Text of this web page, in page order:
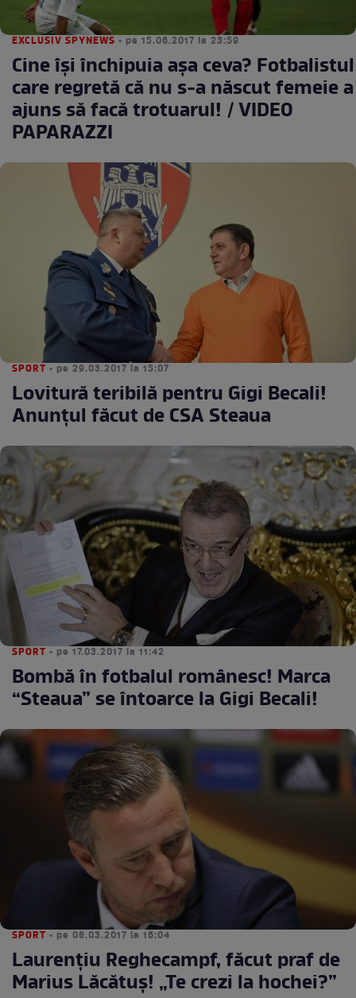
EXCLUSIV SPYNEWS • pe 15.06.2017 la 23:59
Cine îşi închipuia aşa ceva? Fotbalistul
care regretă că nu s-a născut femeie a
ajuns să facă trotuarul! / VIDEO
PAPARAZZI
SPORT • pe 29.03.2017 la 15:07
Lovitură teribilă pentru Gigi Becali!
Anunţul făcut de CSA Steaua
SPORT • pe 17.03.2017 la 11:42
Bombă în fotbalul românesc! Marca
“Steaua” se întoarce la Gigi Becali!
SPORT • pe 08.03.2017 la 16:04
Laurenţiu Reghecampf, făcut praf de
Marius Lăcătuş! „Te crezi la hochei?”